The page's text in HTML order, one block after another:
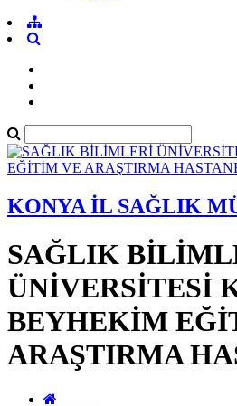
KONYA İL SAĞLIK
SAĞLIK
ÜNİVERSİTESİ
BEYHEKİM
ARAŞTIRMA